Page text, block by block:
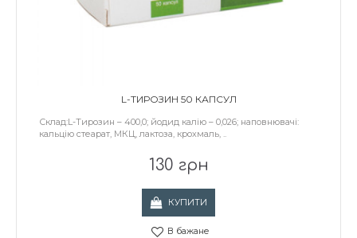
L-ТИРОЗИН 50 КАПСУЛ
Склад:L-Тирозин – 400,0; йодид калію – 0,026; наповнювачі:
кальцію стеарат, МКЦ, лактоза, крохмаль, ..
130 грн
КУПИТИ
В бажане